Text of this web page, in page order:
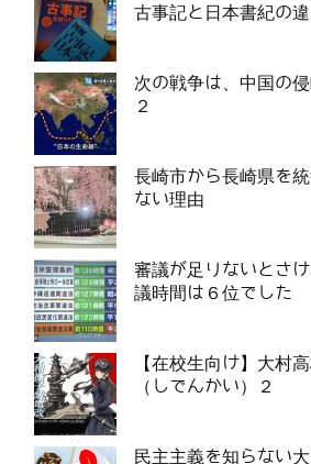
古事記と日本書紀の
次の戦争は、中国の
２
長崎市から長崎県を
ない理由
審議が足りないとさ
議時間は６位でした
【在校生向け】大村
（しでんかい）２
民主主義を知らない